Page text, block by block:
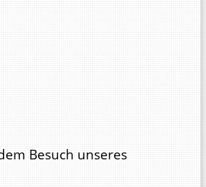
Besuch unseres